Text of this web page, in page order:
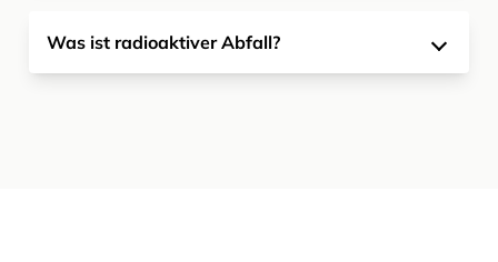
Was ist radioaktiver Abfall?